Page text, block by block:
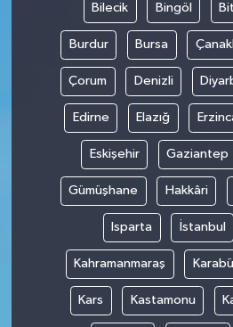
Bilecik Bingöl
Burdur Bursa
Çorum Denizli
Edirne Elazığ
Eskişehir Gaziantep
Gümüşhane Hakkâri
Isparta İstanbul
Kahramanmaraş
Kars Kastamonu